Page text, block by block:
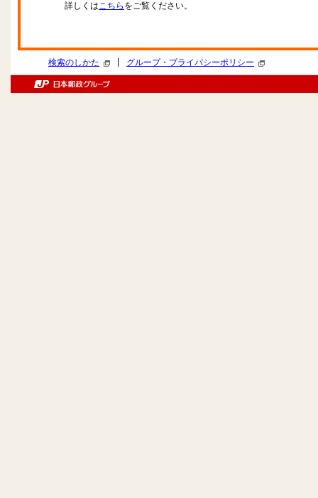
詳しくはこちら をご覧ください。
検索のしかた グループ・プライバシーポリシー